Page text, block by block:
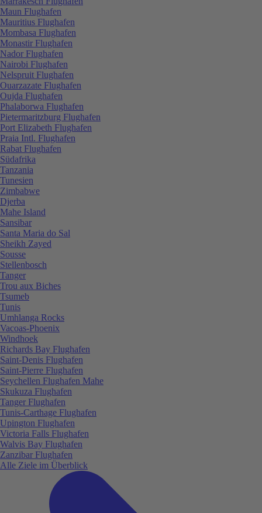
Maun Flughafen
Mauritius Flughafen
Mombasa Flughafen
Monastir Flughafen
Nador Flughafen
Nairobi Flughafen
Nelspruit Flughafen
Ouarzazate Flughafen
Oujda Flughafen
Phalaborwa Flughafen
Pietermaritzburg Flughafen
Port Elizabeth Flughafen
Praia Intl. Flughafen
Rabat Flughafen
Südafrika
Tanzania
Tunesien
Zimbabwe
Djerba
Mahe Island
Sansibar
Santa Maria do Sal
Sheikh Zayed
Sousse
Stellenbosch
Tanger
Trou aux Biches
Tsumeb
Tunis
Umhlanga Rocks
Vacoas-Phoenix
Windhoek
Richards Bay Flughafen
Saint-Denis Flughafen
Saint-Pierre Flughafen
Seychellen Flughafen Mahe
Skukuza Flughafen
Tanger Flughafen
Tunis-Carthage Flughafen
Upington Flughafen
Victoria Falls Flughafen
Walvis Bay Flughafen
Zanzibar Flughafen
Alle Ziele im Überblick